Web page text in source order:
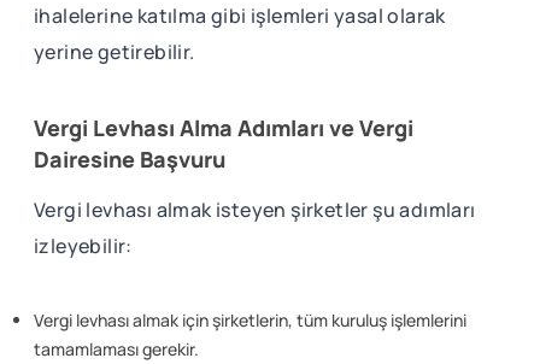
ihalelerine katılma gibi işlemleri yasal olarak
yerine getirebilir.
Vergi Levhası Alma Adımları ve Vergi
Dairesine Başvuru
Vergi levhası almak isteyen şirketler şu adımları
izleyebilir:
Vergi levhası almak için şirketlerin, tüm kuruluş işlemlerini
tamamlaması gerekir.